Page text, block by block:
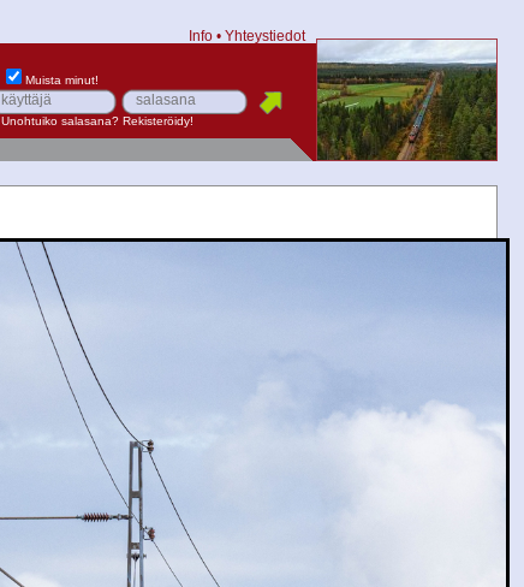
Info • Yhteystiedot
Muista minut!
Unohtuiko salasana? Rekisteröidy!